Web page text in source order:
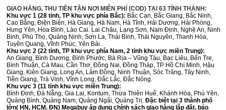
GIAO HÀNG, THU TIỀN TẬN NƠI MIỄN PHÍ (COD) TẠI 63 TỈNH THÀNH:
Khu vực 1 (28 tỉnh, TP khu vực phía Bắc): Bắc Cạn, Bắc Giang, Bắc Ninh,
Cao Bằng, Điện Biện, Hà Giang, Hà Nam, Hà Tĩnh, Hải Dương, Hải Phòng,
Hưng Yên, Hòa Bình, Lào Cai. Lai Châu, Lạng Sơn, Nam Định, Nghệ An, Ninh
Bình, Phú Thọ, Quảng Ninh, Sơn La, Thái Bình, Thái Nguyên, Thanh Hóa,
Tuyên Quang, Vĩnh Phúc, Yên Bái.
Khu vực 2 (22 tỉnh, TP khu vực phía Nam, 2 tỉnh khu vực miền Trung):
An Giang, Bình Dương, Bình Phước, Bà Rịa – Vũng Tàu, Bạc Liêu, Bến Tre,
Bình Thuận, Cà Mau, Cần Thơ, Đồng Nai, Đồng Tháp, TP Hồ Chí Minh, Hậu
Giang, Kiên Giang, Long An, Lâm Đồng, Ninh Thuận, Sóc Trăng, Tây Ninh,
Tiền Giang, Trà Vinh, Vĩnh Long, Đắc Lắc, Đắc Nông.
Khu vực 3 (11 tỉnh khu vực miền Trung):
Bình Định, Đà Nẵng, Gia Lai, Kontum, Thừa Thiên Huế, Khánh Hòa, Phú Yên,
Quảng Bình, Quảng Nam, Quảng Ngãi, Quảng Trị. Đặc biệt tại 3 thành phố
lớn( HN, HCM, ĐN) Megabuy áp dụng chính sách giao hàng lắp đặt, bảo